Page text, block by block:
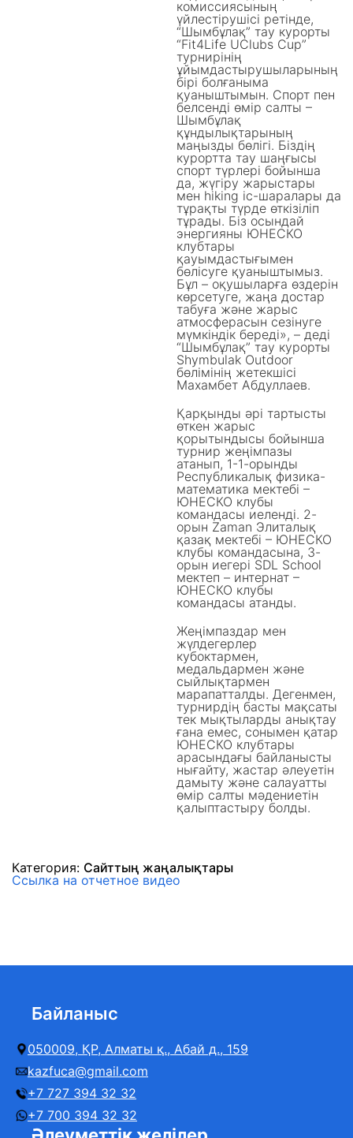
комиссиясының
үйлестірушісі ретінде,
“Шымбұлақ” тау курорты
“Fit4Life UClubs Cup”
турнирінің
ұйымдастырушыларының
бірі болғаныма
қуаныштымын. Спорт пен
белсенді өмір салты –
Шымбұлақ
құндылықтарының
маңызды бөлігі. Біздің
курортта тау шаңғысы
спорт түрлері бойынша
да, жүгіру жарыстары
мен hiking іс-шаралары да
тұрақты түрде өткізіліп
тұрады. Біз осындай
энергияны ЮНЕСКО
клубтары
қауымдастығымен
бөлісуге қуаныштымыз.
Бұл – оқушыларға өздерін
көрсетуге, жаңа достар
табуға және жарыс
атмосферасын сезінуге
мүмкіндік береді», – деді
“Шымбұлақ” тау курорты
Shymbulak Outdoor
бөлімінің жетекшісі
Махамбет Абдуллаев.
Қарқынды әрі тартысты
өткен жарыс
қорытындысы бойынша
турнир жеңімпазы
атанып, 1-1-орынды
Республикалық физика-
математика мектебі –
ЮНЕСКО клубы
командасы иеленді. 2-
орын Zaman Элиталық
қазақ мектебі – ЮНЕСКО
клубы командасына, 3-
орын иегері SDL School
мектеп – интернат –
ЮНЕСКО клубы
командасы атанды.
Жеңімпаздар мен
жүлдегерлер
кубоктармен,
медальдармен және
сыйлықтармен
марапатталды. Дегенмен,
турнирдің басты мақсаты
тек мықтыларды анықтау
ғана емес, сонымен қатар
ЮНЕСКО клубтары
арасындағы байланысты
нығайту, жастар әлеуетін
дамыту және салауатты
өмір салты мәдениетін
қалыптастыру болды.
Категория: Сайттың жаңалықтары
Ссылка на отчетное видео
Байланыс
050009, ҚР, Алматы қ., Абай д., 159
kazfuca@gmail.com
+7 727 394 32 32
+7 700 394 32 32